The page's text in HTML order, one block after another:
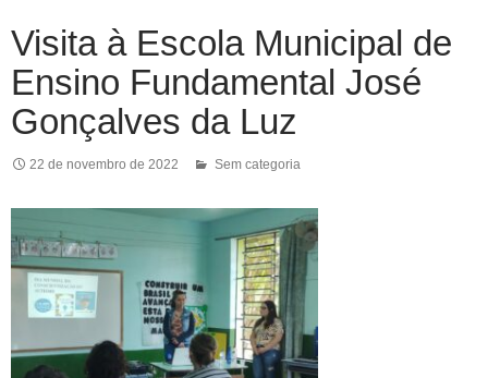
Visita à Escola Municipal de
Ensino Fundamental José
Gonçalves da Luz
22 de novembro de 2022 Sem categoria